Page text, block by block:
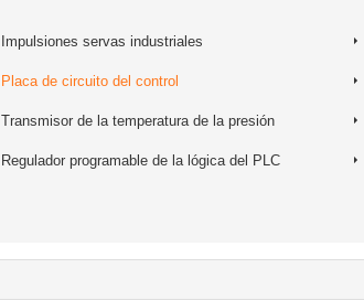
Impulsiones servas industriales
Placa de circuito del control
Transmisor de la temperatura de la presión
Regulador programable de la lógica del PLC